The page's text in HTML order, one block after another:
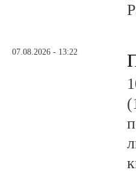
07.08.2026 - 13:22